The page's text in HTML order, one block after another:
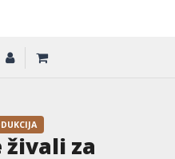
živali za